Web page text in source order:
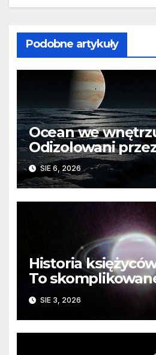
Podobne artykuły
Ocean we
Odizolowani
barierę
SIE 6, 2026
Historia
To
SIE 3, 2026